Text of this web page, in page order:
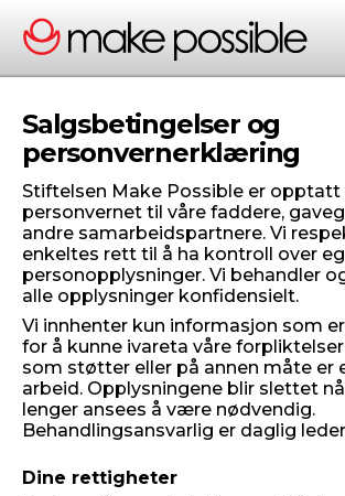
Salgsbetingelser og
personvernerklæring
Stiftelsen Make Possible er opptatt
personvernet til våre faddere,
andre samarbeidspartnere. Vi
enkeltes rett til å ha kontroll over
personopplysninger. Vi behandler
alle opplysninger konfidensielt.
Vi innhenter kun informasjon som
for å kunne ivareta våre
som støtter eller på annen måte er
arbeid. Opplysningene blir slettet
lenger ansees å være nødvendig.
Behandlingsansvarlig er daglig
Dine rettigheter